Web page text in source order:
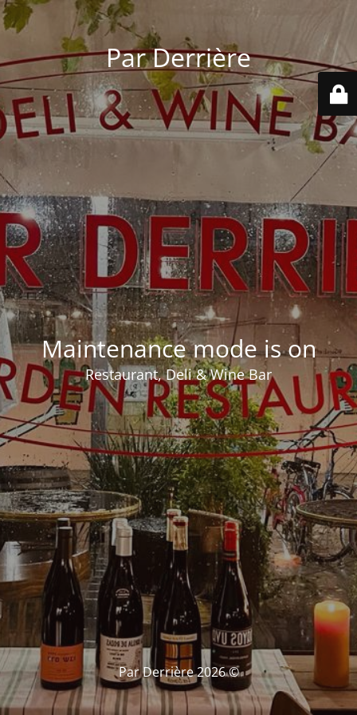
Par Derrière
Maintenance mode is on
Restaurant, Deli & Wine Bar
© Par Derrière 2026